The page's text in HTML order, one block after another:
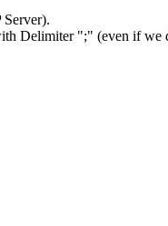
Delimiter ";" (even if we